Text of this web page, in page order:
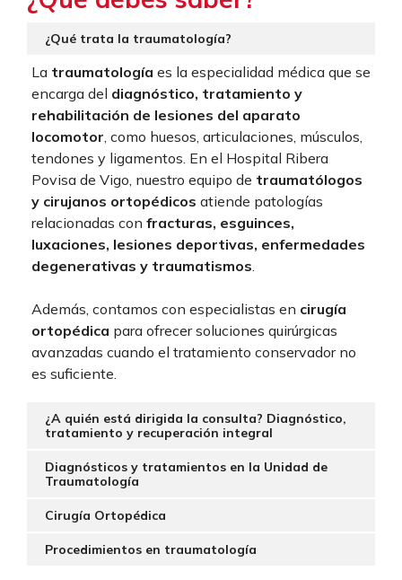
¿Qué trata la traumatología?
La traumatología es la especialidad médica que se
encarga del diagnóstico, tratamiento y
rehabilitación de lesiones del aparato
locomotor , como huesos, articulaciones, músculos,
tendones y ligamentos. En el Hospital Ribera
Povisa de Vigo, nuestro equipo de traumatólogos
y cirujanos ortopédicos atiende patologías
relacionadas con fracturas, esguinces,
luxaciones, lesiones deportivas, enfermedades
degenerativas y traumatismos
Además, contamos con especialistas en cirugía
ortopédica para ofrecer soluciones quirúrgicas
avanzadas cuando el tratamiento conservador no
es suficiente.
¿A quién está dirigida la consulta? Diagnóstico,
tratamiento y recuperación integral
Diagnósticos y tratamientos en la Unidad de
Traumatología
Cirugía Ortopédica
Procedimientos en traumatología